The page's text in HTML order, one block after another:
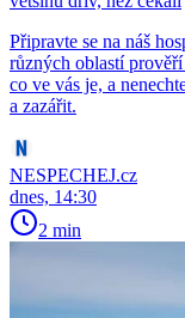
Připravte se na náš
různých oblastí
co ve vás je, a
a zazářit.
NESPECHEJ.cz
dnes, 14:30
2 min